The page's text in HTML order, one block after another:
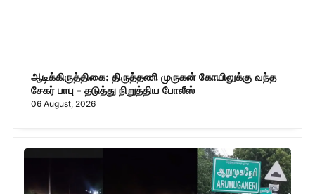
ஆடிக்கிருத்திகை: திருத்தணி முருகன் கோயிலுக்கு வந்த
சேகர் பாபு - தடுத்து நிறுத்திய போலீஸ்
06 August, 2026